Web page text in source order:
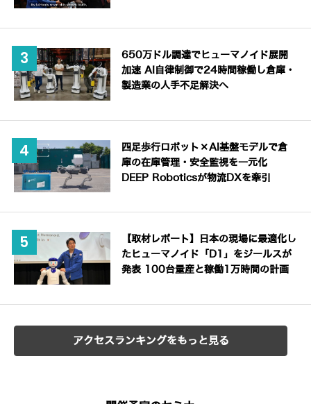
650万ドル調達でヒューマノイド展開
加速 AI自律制御で24時間稼働し倉庫・
製造業の人手不足解決へ
四足歩行ロボット×AI基盤モデルで倉
庫の在庫管理・安全監視を一元化
DEEP Roboticsが物流DXを牽引
【取材レポート】日本の現場に最適化し
たヒューマノイド「D1」をジールスが
発表 100台量産と稼働1万時間の計画
アクセスランキングをもっと見る